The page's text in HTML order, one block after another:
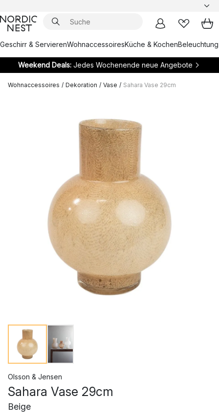
Geschirr & ServierenWohnaccessoiresKüche & KochenBeleuchtung
Weekend Deals:Jedes Wochenende neue Angebote
Wohnaccessoires / Dekoration / Vase / Sahara Vase 29cm
Olsson & Jensen
Sahara Vase 29cm
Beige